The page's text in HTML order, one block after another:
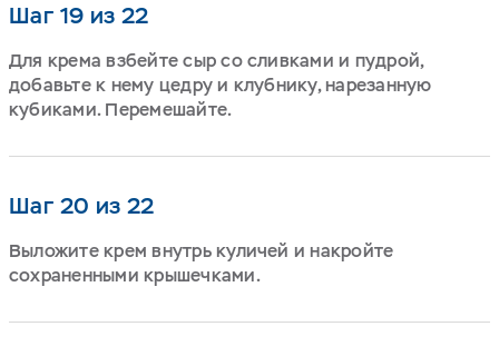
Шаг 19 из 22
Для крема взбейте сыр со сливками и пудрой,
добавьте к нему цедру и клубнику, нарезанную
кубиками. Перемешайте.
Шаг 20 из 22
Выложите крем внутрь куличей и накройте
сохраненными крышечками.